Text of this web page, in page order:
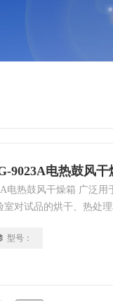
9023A电热鼓风干
电热鼓风干燥箱 广泛用
对试品的烘干、热处
件、电子、电工及汽车、
型号：